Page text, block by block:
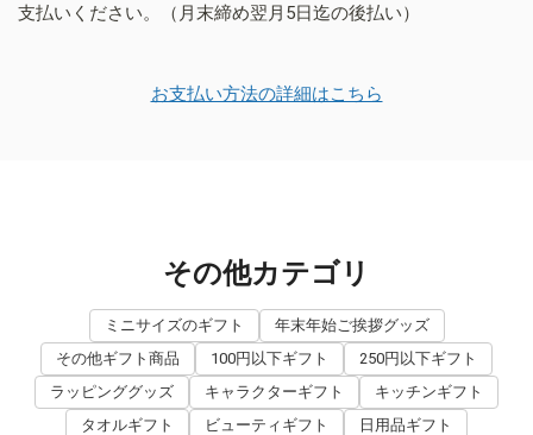
支払いください。（月末締め翌月5日迄の後払い）
お支払い方法の詳細はこちら
その他カテゴリ
ミニサイズのギフト
年末年始ご挨拶グッズ
その他ギフト商品
100円以下ギフト
250円以下ギフト
ラッピンググッズ
キャラクターギフト
キッチンギフト
タオルギフト
ビューティギフト 日用品ギフト